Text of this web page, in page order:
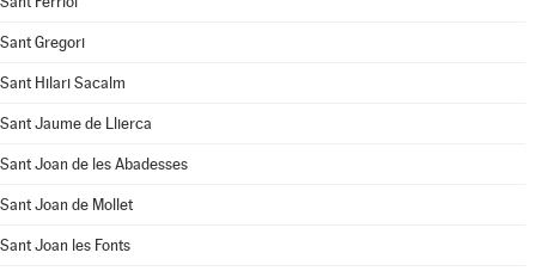
Sant Gregori
Sant Hilari Sacalm
Sant Jaume de Llierca
Sant Joan de les Abadesses
Sant Joan de Mollet
Sant Joan les Fonts